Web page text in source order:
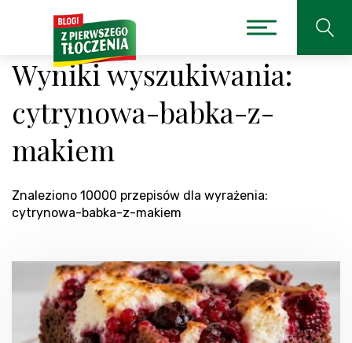
Wyniki wyszukiwania:
cytrynowa-babka-z-
makiem
Znaleziono 10000 przepisów dla wyrażenia:
cytrynowa-babka-z-makiem